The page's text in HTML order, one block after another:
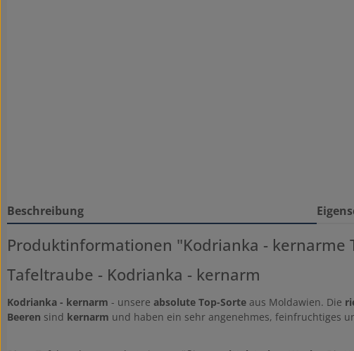
Beschreibung
Produktinformationen "Kodrianka - kernarme
Tafeltraube - Kodrianka - kernarm
Kodrianka - kernarm - unsere absolute Top-Sorte aus Moldawien. Die
Beeren sind kernarm und haben ein sehr angenehmes, feinfruchtiges